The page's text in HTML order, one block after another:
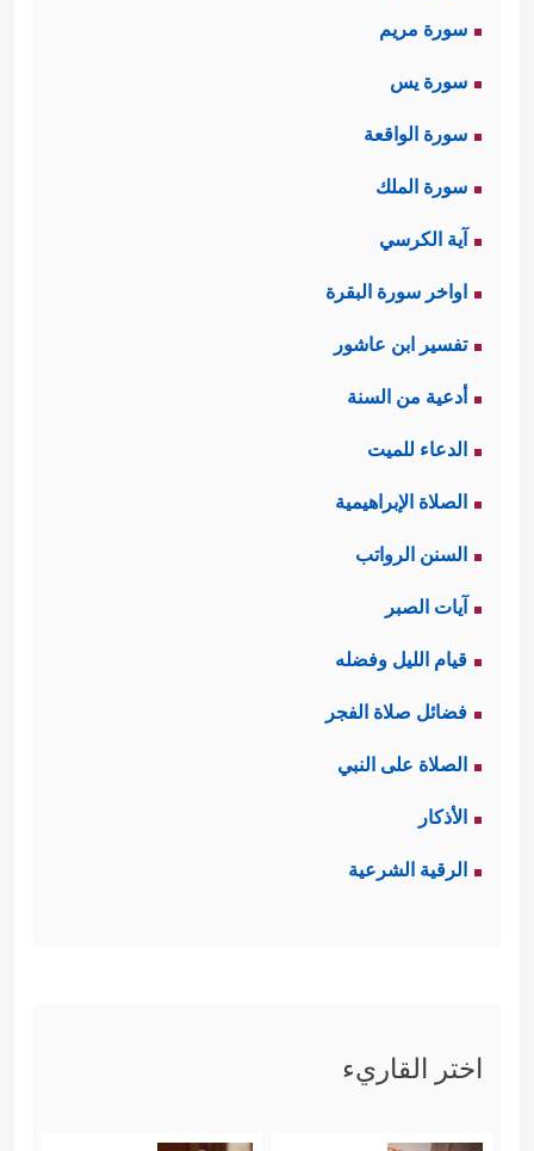
سورة مريم
سورة يس
سورة الواقعة
سورة الملك
آية الكرسي
اواخر سورة البقرة
تفسير ابن عاشور
أدعية من السنة
الدعاء للميت
الصلاة الإبراهيمية
السنن الرواتب
آيات الصبر
قيام الليل وفضله
فضائل صلاة الفجر
الصلاة على النبي
الأذكار
الرقية الشرعية
اختر القاريء